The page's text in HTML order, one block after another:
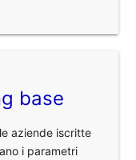
base
aziende iscritte
i parametri